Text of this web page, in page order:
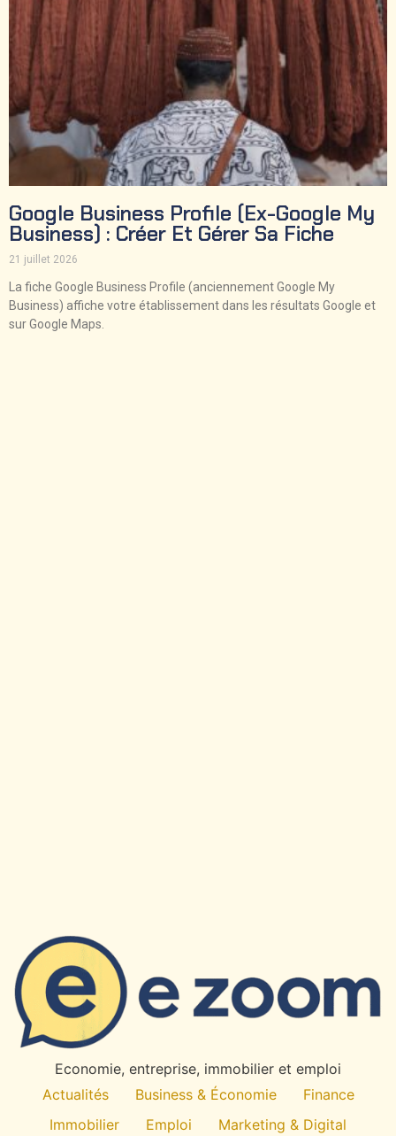
Google Business Profile (ex-Google My
Business) : Créer Et Gérer Sa Fiche
21 juillet 2026
La fiche Google Business Profile (anciennement Google My
Business) affiche votre établissement dans les résultats Google et
sur Google Maps.
Economie, entreprise, immobilier et emploi
Actualités
Business & Économie
Finance
Immobilier
Emploi Marketing & Digital
✉
Restez Informe
Recevez nos derniers articles et actualites directement
dans votre boite mail.
Desabonnement a tout moment. Pas de spam.